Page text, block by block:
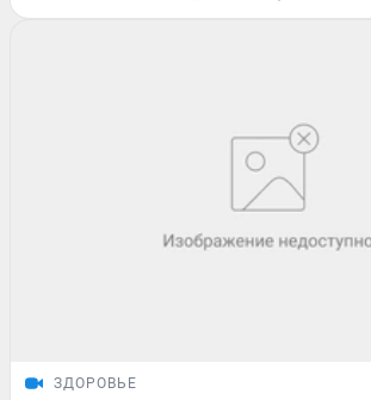
ЗДОРОВЬЕ